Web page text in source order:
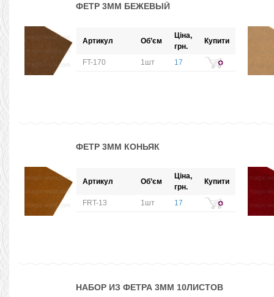
ФЕТР 3ММ БЕЖЕВЫЙ
Артикул Об’єм
Ціна,
грн.
Купити
FT-170 1шт 17
ФЕТР 3ММ КОНЬЯК
Артикул Об’єм
Ціна,
грн.
Купити
FRT-13 1шт 17
НАБОР ИЗ ФЕТРА 3ММ 10ЛИСТОВ